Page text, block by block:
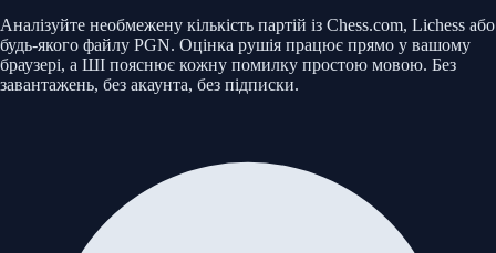
Аналізуйте необмежену кількість партій із Chess.com, Lichess або
будь-якого файлу PGN. Оцінка рушія працює прямо у вашому
браузері, а ШІ пояснює кожну помилку простою мовою. Без
завантажень, без акаунта, без підписки.